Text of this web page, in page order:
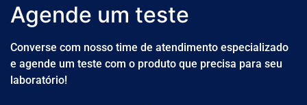
Agende um teste
Converse com nosso time de atendimento especializado
e agende um teste com o produto que precisa para seu
laboratório!